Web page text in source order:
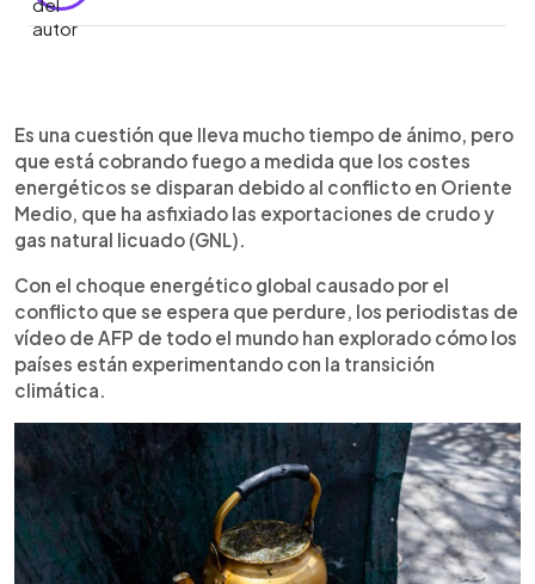
Escuchar artículo
Francia, Pakistán y Chad están implementando
alternativas como la energía geotérmica, solar y el
uso de residuos biodegradables para reducir la
dependencia del petróleo y gas, impulsados por
el aumento de los costos energéticos y el
impacto de conflictos internacionales en el
suministro de combustibles fósiles.
Es una cuestión que lleva mucho tiempo de ánimo, pero
que está cobrando fuego a medida que los costes
energéticos se disparan debido al conflicto en Oriente
Medio, que ha asfixiado las exportaciones de crudo y
gas natural licuado (GNL).
Con el choque energético global causado por el
conflicto que se espera que perdure, los periodistas de
vídeo de AFP de todo el mundo han explorado cómo los
países están experimentando con la transición
climática.